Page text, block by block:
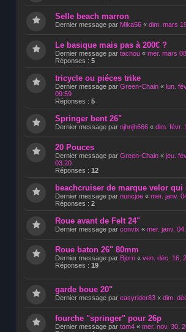
Selle beach marron
Dernier message par Mika56 « dim. mars
Le basique mais pas à 200€ ?
Dernier message par tachou « mer. mars
Réponses : 5
tricycle ou piéces trike
Dernier message par Green-Chain « lun.
09:59
Réponses : 5
Springer bent 26"
Dernier message par njhnjh666 « dim. févr.
20 Pouces
Dernier message par Green-Chain « jeu.
03:20
Réponses : 12
beachcruiser de marque velor qui
Dernier message par nuncjoe « mer. janv.
Réponses : 2
Roue avant de Felt 24"
Dernier message par convix « mer. janv.
Roue baton 26" 80mm
Dernier message par Bjorn « ven. déc. 16,
Réponses : 19
garde boue 20"
Dernier message par easyrider83 « dim.
fourche "springer" pour 26p
Dernier message par tom4 « mer. nov. 30,